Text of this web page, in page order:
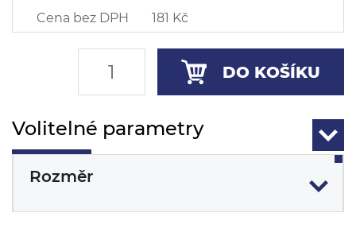
Cena bez DPH 181 Kč
DO KOŠÍKU
Volitelné parametry
Rozměr